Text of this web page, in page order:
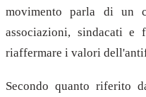
movimento parla di un
associazioni, sindacati e
riaffermare i valori
Secondo quanto riferito